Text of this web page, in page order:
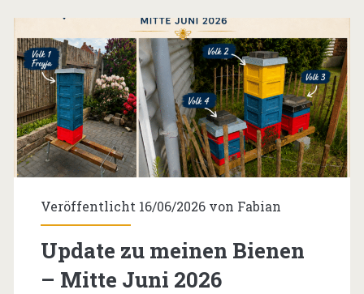
2026
Veröffentlicht 16/06/2026 von Fabian
Update zu meinen Bienen
– Mitte Juni 2026